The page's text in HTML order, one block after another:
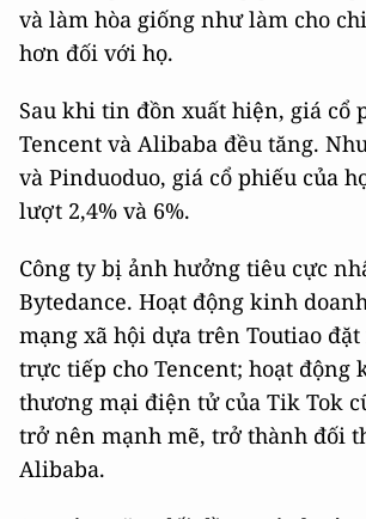
và làm hòa giống như làm cho
hơn đối với họ.
Sau khi tin đồn xuất hiện, giá cổ
Tencent và Alibaba đều tăng.
và Pinduoduo, giá cổ phiếu của
lượt 2,4% và 6%.
Công ty bị ảnh hưởng tiêu cực
Bytedance. Hoạt động kinh
mạng xã hội dựa trên Toutiao
trực tiếp cho Tencent; hoạt động
thương mại điện tử của Tik Tok
trở nên mạnh mẽ, trở thành đối
Alibaba.